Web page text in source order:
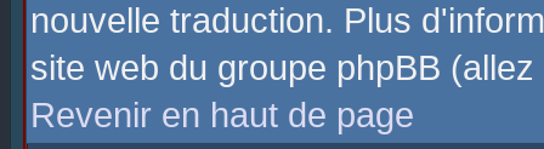
nouvelle traduction. Plus
site web du groupe phpBB
Revenir en haut de page